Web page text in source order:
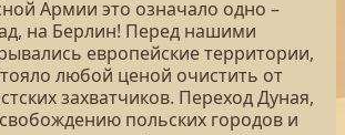
Армии это означало одно –
на Берлин! Перед нашими
европейские территории,
любой ценой очистить от
захватчиков. Переход Дуная,
польских городов и